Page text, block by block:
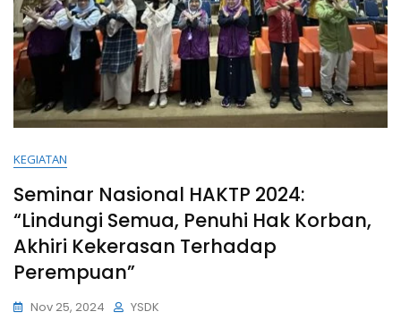
KEGIATAN
Seminar Nasional HAKTP 2024:
“Lindungi Semua, Penuhi Hak Korban,
Akhiri Kekerasan Terhadap
Perempuan”
Nov 25, 2024 YSDK